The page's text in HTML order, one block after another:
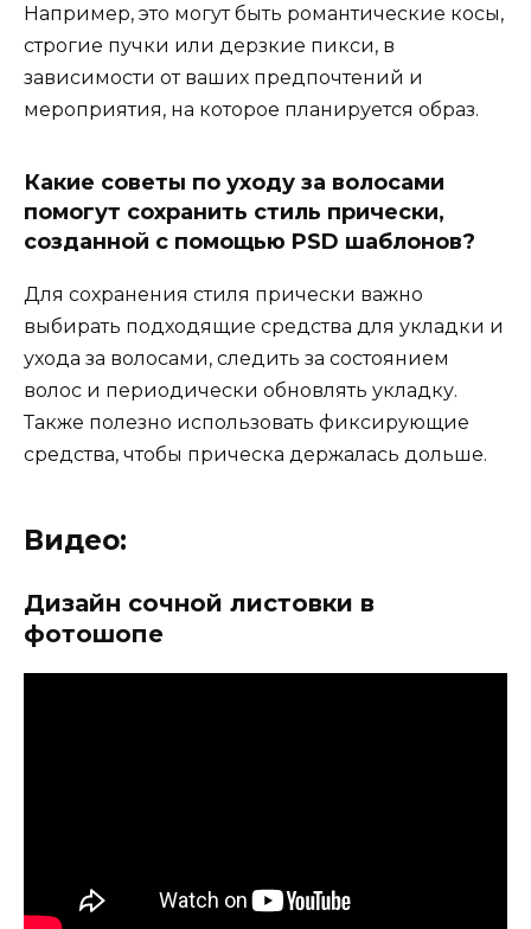
Например, это могут быть романтические косы,
строгие пучки или дерзкие пикси, в
зависимости от ваших предпочтений и
мероприятия, на которое планируется образ.
Какие советы по уходу за волосами
помогут сохранить стиль прически,
созданной с помощью PSD шаблонов?
Для сохранения стиля прически важно
выбирать подходящие средства для укладки и
ухода за волосами, следить за состоянием
волос и периодически обновлять укладку.
Также полезно использовать фиксирующие
средства, чтобы прическа держалась дольше.
Видео:
Дизайн сочной листовки в
фотошопе